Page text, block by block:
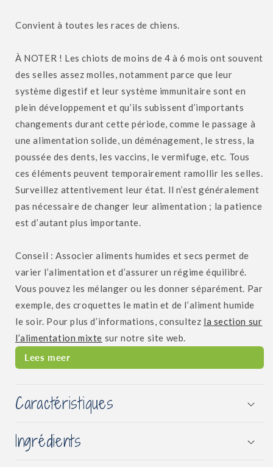
Convient à toutes les races de chiens.
À NOTER ! Les chiots de moins de 4 à 6 mois ont souvent
des selles assez molles, notamment parce que leur
système digestif et leur système immunitaire sont en
plein développement et qu’ils subissent d’importants
changements durant cette période, comme le passage à
une alimentation solide, un déménagement, le stress, la
poussée des dents, les vaccins, le vermifuge, etc. Tous
ces éléments peuvent temporairement ramollir les selles.
Surveillez attentivement leur état. Il n’est généralement
pas nécessaire de changer leur alimentation ; la patience
est d’autant plus importante.
Conseil : Associer aliments humides et secs permet de
varier l’alimentation et d’assurer un régime équilibré.
Vous pouvez les mélanger ou les donner séparément. Par
exemple, des croquettes le matin et de l’aliment humide
le soir. Pour plus d’informations, consultez la section sur
l’alimentation mixte sur notre site web.
Lees meer
Caractéristiques
Ingrédients